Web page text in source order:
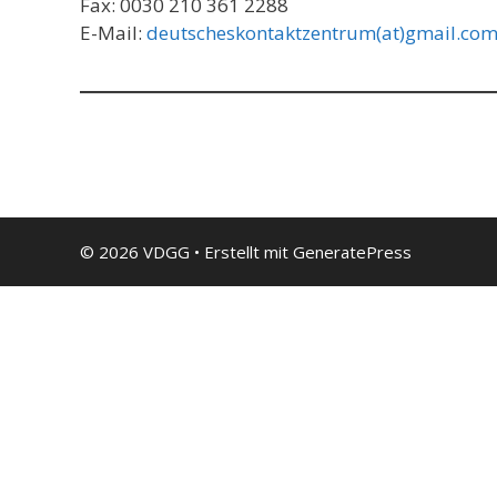
E-Mail: deutscheskontaktzentrum(at)gmail.com
© 2026 VDGG • Erstellt mit GeneratePress